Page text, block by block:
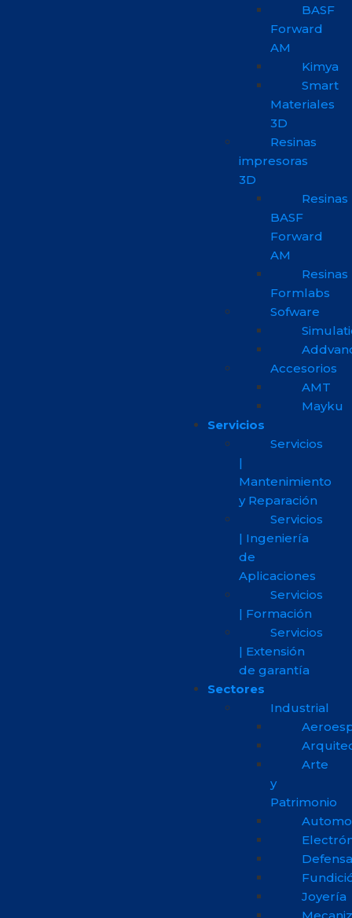
BASF
Forward
AM
Kimya
Smart
Materiales
3D
Resinas
impresoras
3D
Resinas
BASF
Forward
AM
Resinas
Formlabs
Sofware
Accesorios
AMT
Mayku
Servicios
Servicios
|
Mantenimiento
y Reparación
Servicios
| Ingeniería
de
Aplicaciones
Servicios
| Formación
Servicios
| Extensión
de garantía
Sectores
Industrial
Arte
y
Patrimonio
Defensa
Joyería